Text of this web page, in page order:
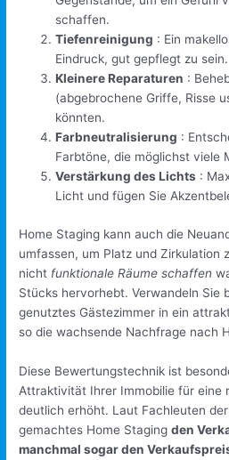
schaffen.
Tiefenreinigung : Ein
Eindruck, gut gepflegt zu sein.
Kleinere Reparaturen :
(abgebrochene Griffe, Risse
könnten.
Farbneutralisierung :
Farbtöne, die möglichst viele
Verstärkung des Lichts :
Licht und fügen Sie
Home Staging kann auch die
umfassen, um Platz und Zirkulation
nicht funktionale Räume schaffen
Stücks hervorhebt. Verwandeln Sie
genutztes Gästezimmer in ein
so die wachsende Nachfrage nach
Diese Bewertungstechnik ist
Attraktivität Ihrer Immobilie für eine
deutlich erhöht. Laut Fachleuten
gemachtes Home Stagingden
manchmal sogar den